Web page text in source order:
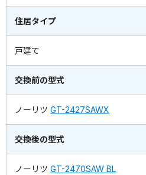
住居タイプ
戸建て
交換前の型式
ノーリツ GT-2427SAWX
交換後の型式
ノーリツ GT-2470SAW BL